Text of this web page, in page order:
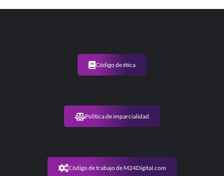
Código de ética
Política de imparcialidad
Código de trabajo de M24Digital.com